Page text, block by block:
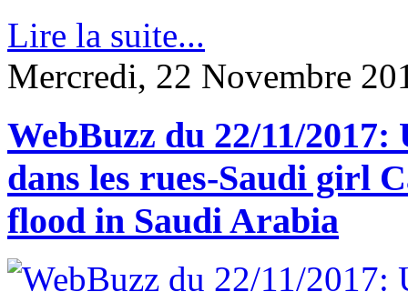
Lire la suite...
Mercredi, 22 Novembre
WebBuzz du 22/11/
dans les rues-Saudi girl
flood in Saudi Arabia